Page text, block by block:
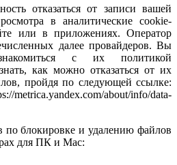
отказаться от записи вашей
в аналитические cookie-
или в приложениях. Оператор
далее провайдеров. Вы
с их политикой
как можно отказаться от их
пройдя по следующей ссылке:
about/info/data-
по блокировке и удалению файлов
для ПК и Mac: